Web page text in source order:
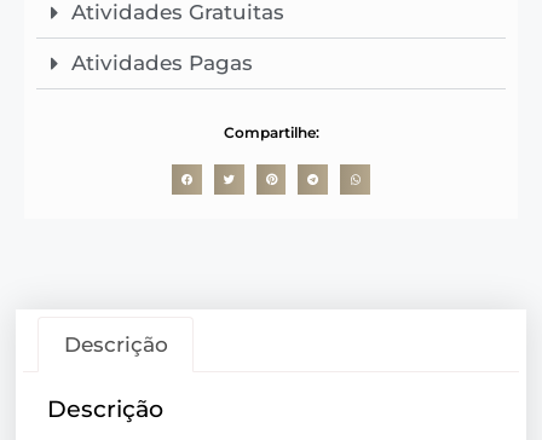
Atividades Gratuitas
Atividades Pagas
Compartilhe:
Descrição
Descrição